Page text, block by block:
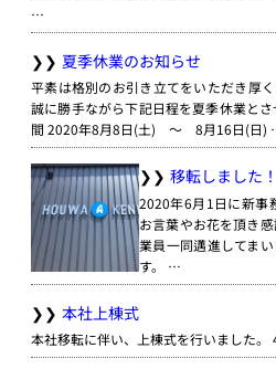
…
夏季休業のお知らせ
平素は格別のお引き立てをいただき厚
誠に勝手ながら下記日程を夏季休業と
間 2020年8月8日(土) ～ 8月16日(日)
移転しました
2020年6月1日に新事
お言葉やお花を頂き
業員一同邁進してま
す。 …
本社上棟式
本社移転に伴い、上棟式を行いました